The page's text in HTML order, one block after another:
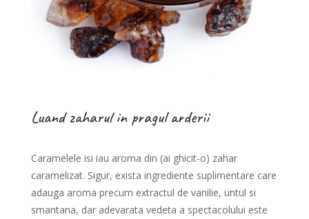
Luand zaharul in pragul arderii
Caramelele isi iau aroma din (ai ghicit-o) zahar
caramelizat. Sigur, exista ingrediente suplimentare care
adauga aroma precum extractul de vanilie, untul si
smantana, dar adevarata vedeta a spectacolului este